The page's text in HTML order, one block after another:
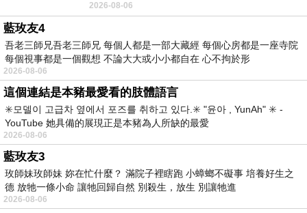
習慣一如縱容，成了再難輕輕放下的罪證
2026-08-06
藍玫友4
吾老三師兄吾老三師兄 每個人都是一部大藏經 每個心房都是一座寺院
每個視事都是一個觀想 不論大大或小小都自在 心不拘於形
2026-08-06
這個連結是本豬最愛看的肢體語言
✳️모델이 고급차 옆에서 포즈를 취하고 있다.✳️ "윤아 , YunAh" ✳️ -
YouTube 她具備的展現正是本豬為人所缺的最愛
2026-08-06
藍玫友3
玫師妹玫師妹 妳在忙什麼？ 滿院子裡瞎跑 小蟑螂不礙事 培養好生之
德 放牠一條小命 讓牠回歸自然 別殺生，放生 別讓牠進
2026-08-06